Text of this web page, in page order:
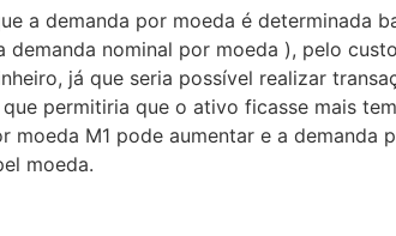
a demanda por moeda é
nominal por moeda ), pelo
já que seria possível realizar
permitiria que o ativo ficasse mais
M1 pode aumentar e a
moeda.